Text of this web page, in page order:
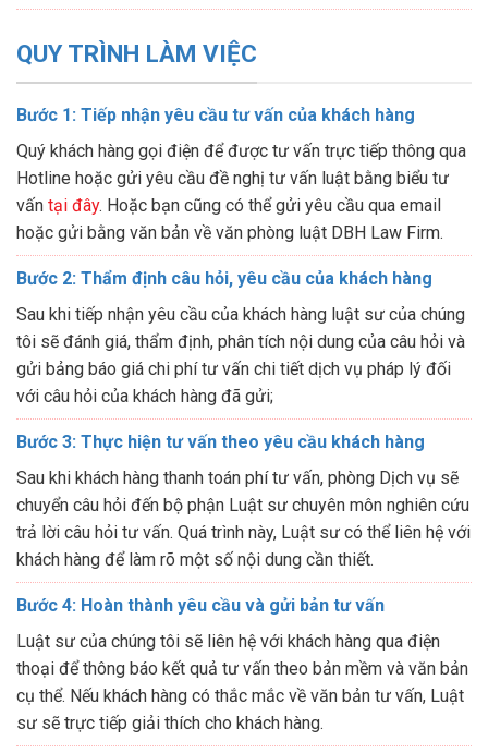
QUY TRÌNH LÀM VIỆC
Bước 1: Tiếp nhận yêu cầu tư vấn của khách hàng
Quý khách hàng gọi điện để được tư vấn trực tiếp thông qua
Hotline hoặc gửi yêu cầu đề nghị tư vấn luật bằng biểu tư
vấn tại đây. Hoặc bạn cũng có thể gửi yêu cầu qua email
hoặc gửi bằng văn bản về văn phòng luật DBH Law Firm.
Bước 2: Thẩm định câu hỏi, yêu cầu của khách hàng
Sau khi tiếp nhận yêu cầu của khách hàng luật sư của chúng
tôi sẽ đánh giá, thẩm định, phân tích nội dung của câu hỏi và
gửi bảng báo giá chi phí tư vấn chi tiết dịch vụ pháp lý đối
với câu hỏi của khách hàng đã gửi;
Bước 3: Thực hiện tư vấn theo yêu cầu khách hàng
Sau khi khách hàng thanh toán phí tư vấn, phòng Dịch vụ sẽ
chuyển câu hỏi đến bộ phận Luật sư chuyên môn nghiên cứu
trả lời câu hỏi tư vấn. Quá trình này, Luật sư có thể liên hệ với
khách hàng để làm rõ một số nội dung cần thiết.
Bước 4: Hoàn thành yêu cầu và gửi bản tư vấn
Luật sư của chúng tôi sẽ liên hệ với khách hàng qua điện
thoại để thông báo kết quả tư vấn theo bản mềm và văn bản
cụ thể. Nếu khách hàng có thắc mắc về văn bản tư vấn, Luật
sư sẽ trực tiếp giải thích cho khách hàng.